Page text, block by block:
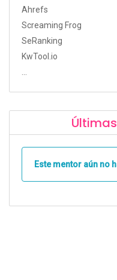
Ahrefs
Screaming Frog
SeRanking
KwTool.io
...
Este mentor aún no